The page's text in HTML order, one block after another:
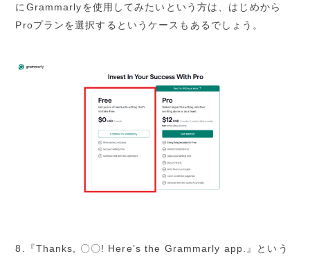
にGrammarlyを使用してみたいという方は、はじめから
Proプランを選択するというケースもあるでしょう。
8.『Thanks, 〇〇! Here’s the Grammarly app.』という